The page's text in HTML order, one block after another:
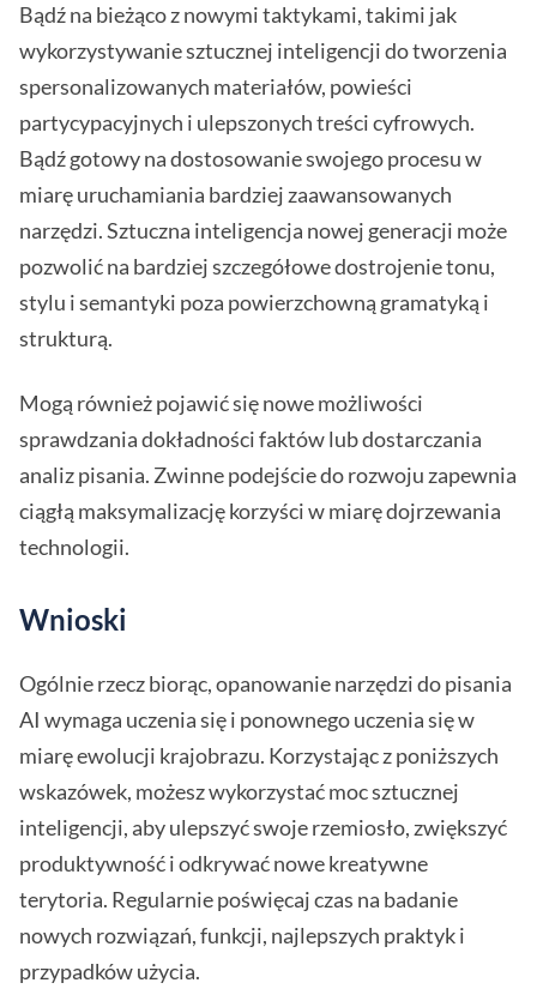
Bądź na bieżąco z nowymi taktykami, takimi jak
wykorzystywanie sztucznej inteligencji do tworzenia
spersonalizowanych materiałów, powieści
partycypacyjnych i ulepszonych treści cyfrowych.
Bądź gotowy na dostosowanie swojego procesu w
miarę uruchamiania bardziej zaawansowanych
narzędzi. Sztuczna inteligencja nowej generacji może
pozwolić na bardziej szczegółowe dostrojenie tonu,
stylu i semantyki poza powierzchowną gramatyką i
strukturą.
Mogą również pojawić się nowe możliwości
sprawdzania dokładności faktów lub dostarczania
analiz pisania. Zwinne podejście do rozwoju zapewnia
ciągłą maksymalizację korzyści w miarę dojrzewania
technologii.
Wnioski
Ogólnie rzecz biorąc, opanowanie narzędzi do pisania
AI wymaga uczenia się i ponownego uczenia się w
miarę ewolucji krajobrazu. Korzystając z poniższych
wskazówek, możesz wykorzystać moc sztucznej
inteligencji, aby ulepszyć swoje rzemiosło, zwiększyć
produktywność i odkrywać nowe kreatywne
terytoria. Regularnie poświęcaj czas na badanie
nowych rozwiązań, funkcji, najlepszych praktyk i
przypadków użycia.